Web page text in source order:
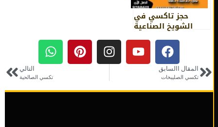
حجز تاكسي في
الشويخ الصناعية
المقال االسابق
تكسي الصليبخات تكسي الصالحية